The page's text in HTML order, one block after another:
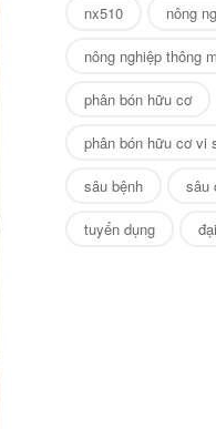
nx510 nông
nông nghiệp thông
phân bón hữu cơ
phân bón hữu cơ vi
sâu bệnh sâu
tuyển dụng